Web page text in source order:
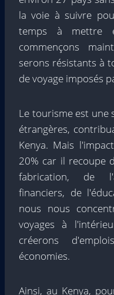
la voie à suivre
temps à mettre
commençons
serons résistants à
de voyage imposés
Le tourisme est une
étrangères,
Kenya. Mais
20% car il recoupe
fabrication, de
financiers, de
nous nous
voyages à
créerons
économies.
Ainsi, au Kenya,